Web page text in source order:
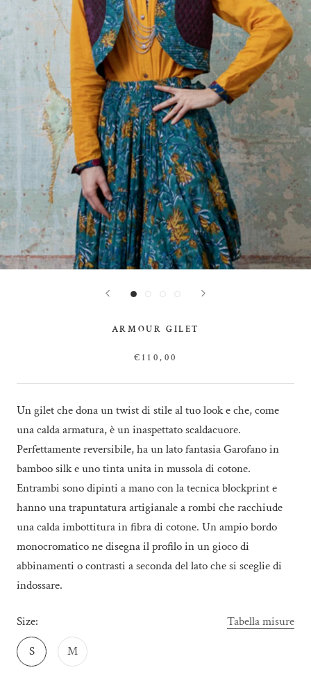
ARMOUR GILET
€110,00
Un gilet che dona un twist di stile al tuo look e che, come
una calda armatura, è un inaspettato scaldacuore.
Perfettamente reversibile, ha un lato fantasiaGarofanoin
bamboo silk e uno tinta unitainmussola di cotone.
Entrambi sono dipinti a mano con la tecnicablockprinte
hanno una trapuntatura artigianale a rombi che racchiude
una calda imbottitura in fibra di cotone. Un ampio bordo
monocromatico ne disegna il profilo in un gioco di
abbinamenti o contrasti a seconda del lato che si sceglie di
indossare.
Size:
Tabella misure
S
M